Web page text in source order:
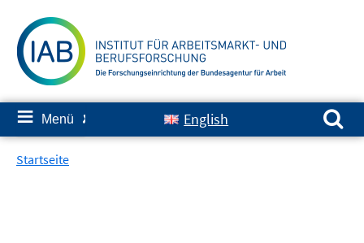
zum
Inhalt
≡ Menü ✘ English
Suchen nach:
Startseite